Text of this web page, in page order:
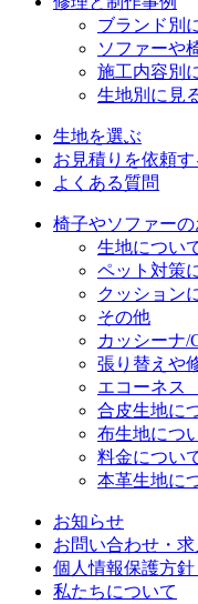
ブランド別
ソファーや
施工内容別
生地別に見
生地を選ぶ
お見積りを依頼す
よくある質問
椅子やソファー
生地につい
ペット対策
クッション
その他
カッシーナ/
張り替えや
エコーネス
合皮生地に
布生地につ
料金につい
本革生地に
お知らせ
お問い合わせ・
個人情報保護方
私たちについて